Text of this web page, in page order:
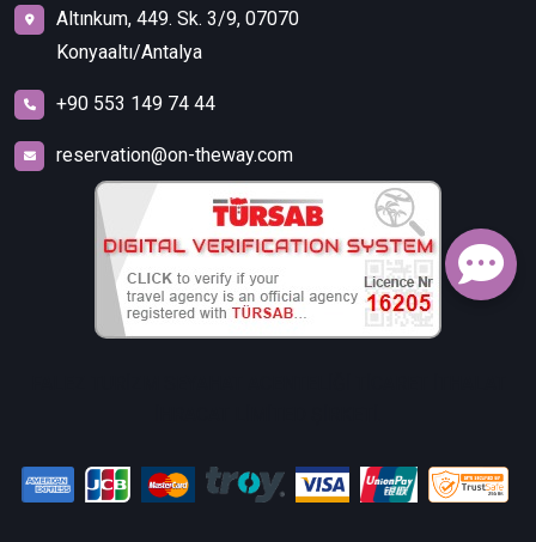
Altınkum, 449. Sk. 3/9, 07070
Konyaaltı/Antalya
+90 553 149 74 44
reservation@on-theway.com